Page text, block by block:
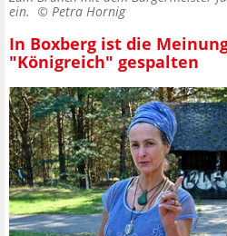
ein. © Petra Hornig
In Boxberg ist die
"Königreich" gespalten